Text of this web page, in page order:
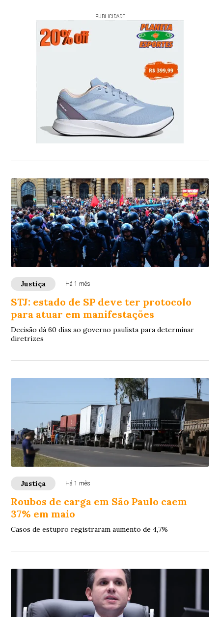
PUBLICIDADE
Justiça Há 1 mês
STJ: estado de SP deve ter protocolo
para atuar em manifestações
Decisão dá 60 dias ao governo paulista para determinar
diretrizes
Justiça Há 1 mês
Roubos de carga em São Paulo caem
37% em maio
Casos de estupro registraram aumento de 4,7%